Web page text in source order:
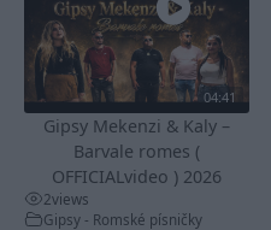
04:41
Gipsy Mekenzi & Kaly –
Barvale romes (
OFFICIALvideo ) 2026
2views
Gipsy - Romské písničky